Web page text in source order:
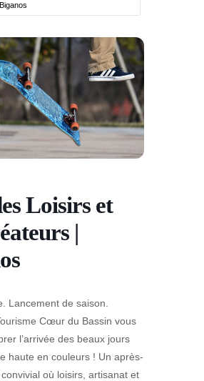
Loisirs et
|
Lancement de saison.
Cœur du Bassin vous
l’arrivée des beaux jours
haute en couleurs ! Un après-
où loisirs, artisanat et